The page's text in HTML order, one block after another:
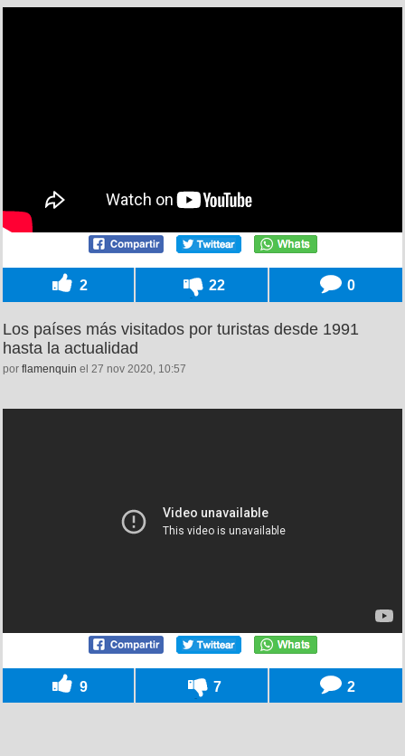
2 22 0
Los países más visitados por turistas desde 1991
hasta la actualidad
por flamenquin el 27 nov 2020, 10:57
9 7 2